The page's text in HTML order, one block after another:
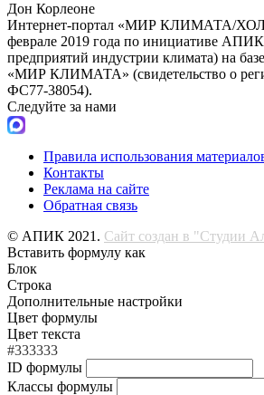
Дон Корлеоне
Интернет-портал «МИР КЛИМАТА/
феврале 2019 года по инициативе
предприятий индустрии климата) на
«МИР КЛИМАТА» (свидетельство о
ФС77-38054).
Следуйте за нами
Правила использования
Контакты
Реклама на сайте
Обратная связь
© АПИК 2021. Сайт создан в "Студии
Вставить формулу как
Блок
Строка
Дополнительные настройки
Цвет формулы
Цвет текста
#333333
ID формулы
Классы формулы